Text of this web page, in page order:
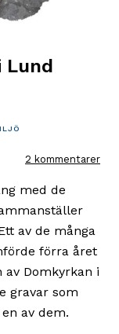
Lund
2 kommentarer
med de
av de många
förra året
av Domkyrkan i
gravar som
av dem.